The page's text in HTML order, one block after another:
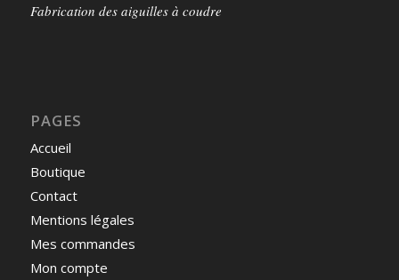
Fabrication des aiguilles à coudre
PAGES
Accueil
Boutique
Contact
Mentions légales
Mes commandes
Mon compte